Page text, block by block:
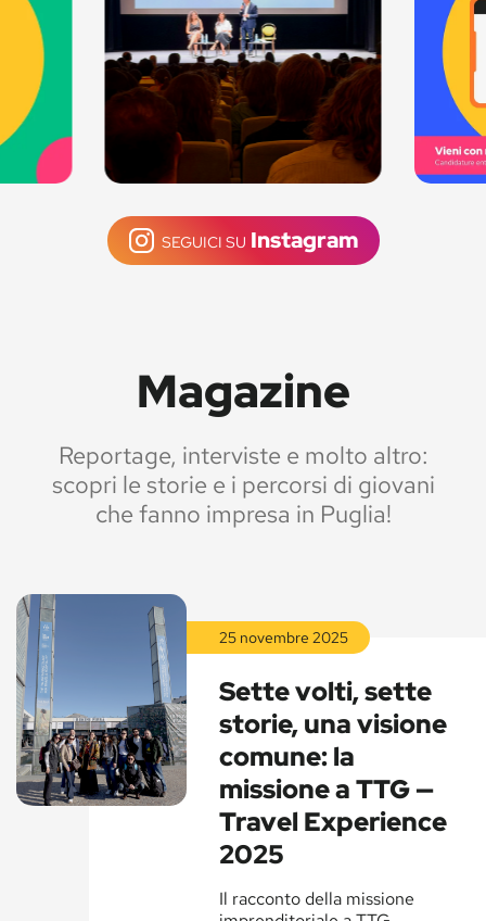
SEGUICI SU Instagram
Magazine
Reportage, interviste e molto altro:
scopri le storie e i percorsi di giovani
che fanno impresa in Puglia!
25 novembre 2025
Sette volti, sette
storie, una visione
comune: la
missione a TTG —
Travel Experience
2025
Il racconto della missione
Leggi
storia